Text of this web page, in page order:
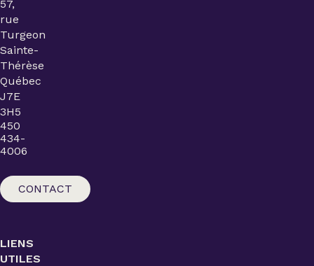
57,
rue
Turgeon
Sainte-
Thérèse
Québec
J7E
3H5
450
434-
4006
CONTACT
LIENS
UTILES